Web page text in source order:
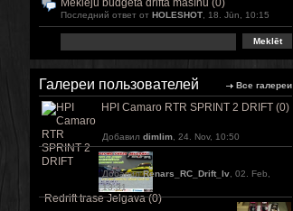
Meklēju budgeta drifta mašīnu (0)
Последний ответ от HOLESHOT , 18. Jūn, 10:15
Галереи пользователей Все галереи
HPI Camaro RTR SPRINT 2 DRIFT (0)
Добавил dimlim , 24. Nov, 10:50
Redrift trase Jelgava (0)
ДобавилRenars_RC_Drift_lv , 02. Feb,
13:31